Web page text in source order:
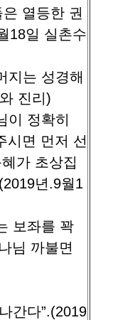
열등한 권
18일 실촌수
지는 성경해
진리)
이 정확히
시면 먼저 선
가 초상집
년.9월1
보좌를 꽉
님 까불면
간다”.(2019